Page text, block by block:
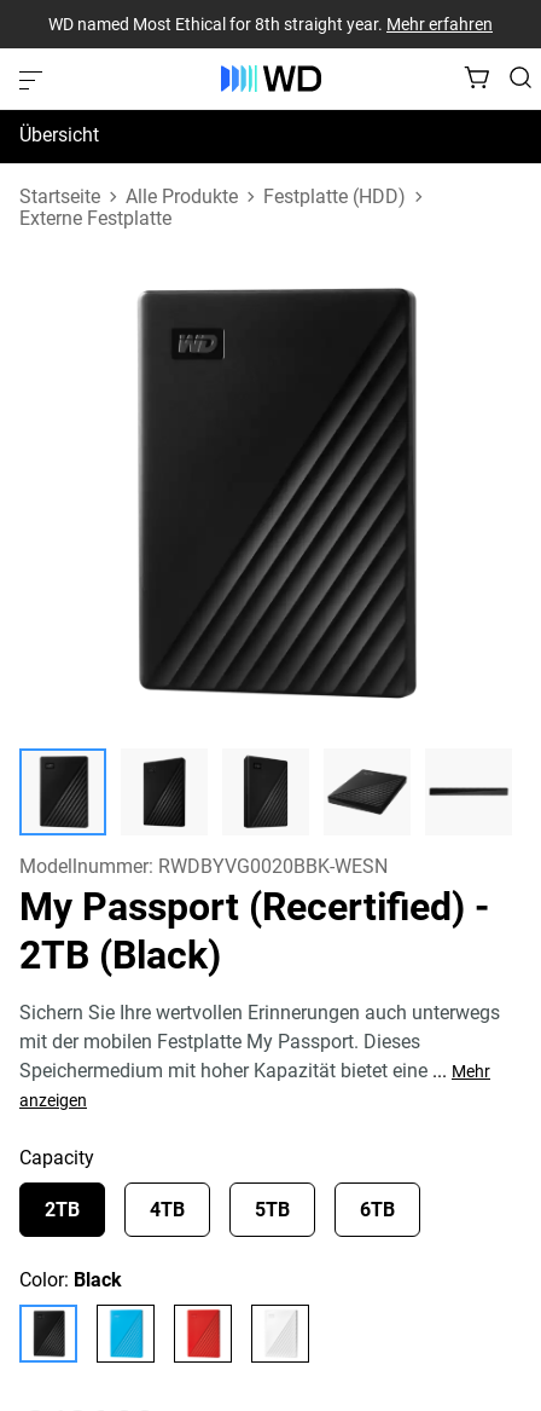
WD named Most Ethical for 8th straight year. Mehr erfahren
Übersicht
Technische Daten
Startseite Alle Produkte
Festplatte (HDD)
Externe Festplatte
Modellnummer: RWDBYVG0020BBK-WESN
My Passport (Recertified) -
2TB (Black)
Sichern Sie Ihre wertvollen Erinnerungen auch unterwegs
mit der mobilen Festplatte My Passport. Dieses
Speichermedium mit hoher Kapazität bietet eine ... Mehr
anzeigen
Capacity
2TB 4TB 5TB 6TB
Color: Black